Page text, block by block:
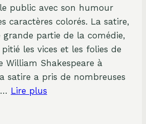
public avec son humour
caractères colorés. La satire,
partie de la comédie,
les vices et les folies de
William Shakespeare à
satire a pris de nombreuses
Lire plus